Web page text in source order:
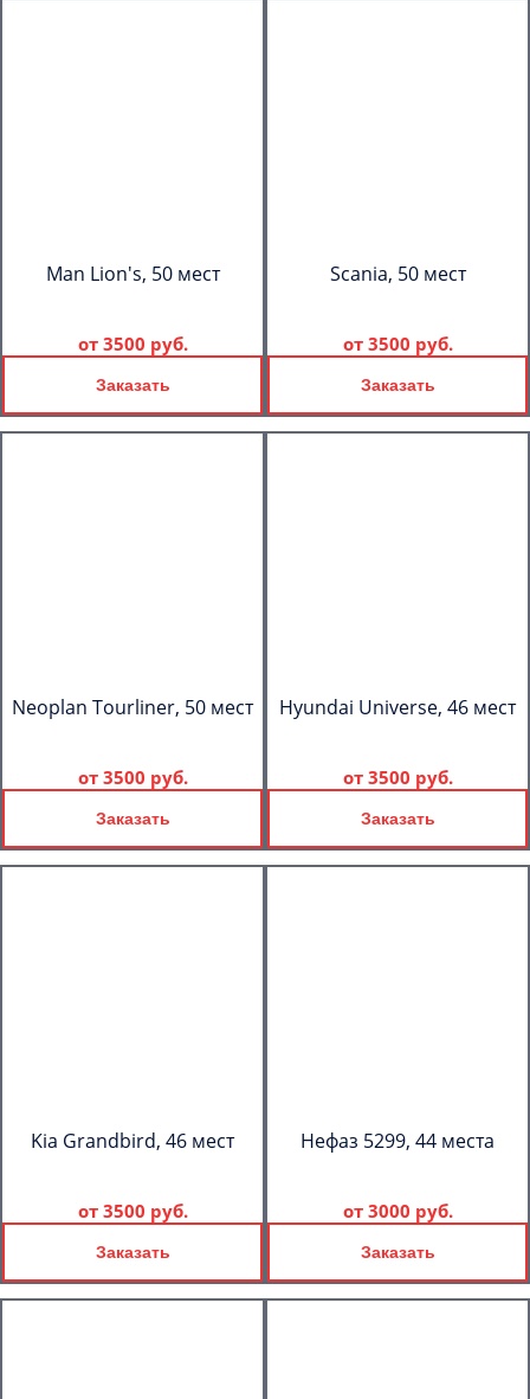
Man Lion's, 50 мест
от 3500 руб.
Заказать
Scania, 50 мест
от 3500 руб.
Заказать
Neoplan Tourliner, 50 мест
от 3500 руб.
Заказать
Hyundai Universe, 46 мест
от 3500 руб.
Заказать
Kia Grandbird, 46 мест
от 3500 руб.
Заказать
Нефаз 5299, 44 места
от 3000 руб.
Заказать